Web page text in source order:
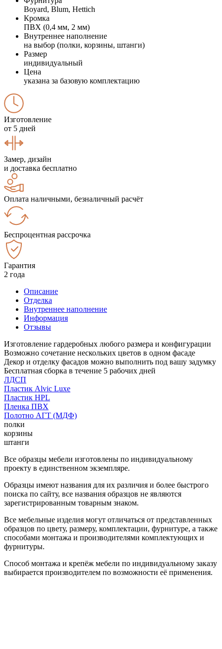
Boyard, Blum, Hettich
Кромка
ПВХ (0,4 мм, 2 мм)
Внутреннее наполнение
на выбор (полки, корзины, штанги)
Размер
индивидуальный
Цена
указана за базовую комплектацию
Изготовление
от 5 дней
Замер, дизайн
и доставка бесплатно
Оплата наличными, безналичный расчёт
Беспроцентная рассрочка
Гарантия
2 года
Описание
Отделка
Внутреннее наполнение
Информация
Отзывы
Изготовление гардеробных любого размера и конфигурации
Возможно сочетание нескольких цветов в одном фасаде
Декор и отделку фасадов можно выполнить под вашу задумку
Бесплатная сборка в течение 5 рабочих дней
ЛДСП
Пластик Alvic Luxe
Пластик HPL
Пленка ПВХ
Полотно АГТ (МДФ)
полки
корзины
штанги
Все образцы мебели изготовлены по индивидуальному
проекту в единственном экземпляре.
Образцы имеют названия для их различия и более быстрого
поиска по сайту, все названия образцов не являются
зарегистрированным товарным знаком.
Все мебельные изделия могут отличаться от представленных
образцов по цвету, размеру, комплектации, фурнитуре, а также
способами монтажа и производителями комплектующих и
фурнитуры.
Способ монтажа и крепёж мебели по индивидуальному заказу
выбирается производителем по возможности её применения.